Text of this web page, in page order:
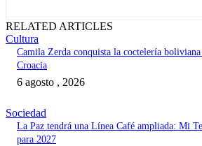
RELATED ARTICLES
Cultura
Camila Zerda conquista la coctelería
Croacia
6 agosto , 2026
Sociedad
La Paz tendrá una Línea Café ampliada: Mi
para 2027